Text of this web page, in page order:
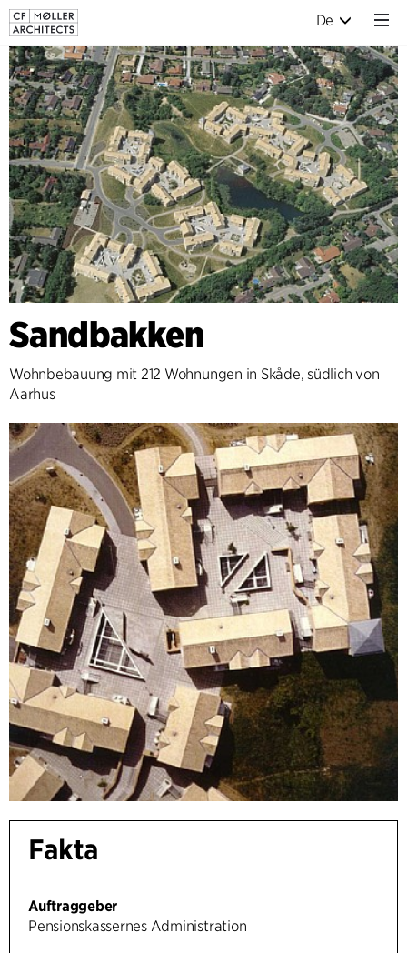
De
Sandbakken
Wohnbebauung mit 212 Wohnungen in Skåde, südlich von
Aarhus
Fakta
Auftraggeber
Pensionskassernes Administration